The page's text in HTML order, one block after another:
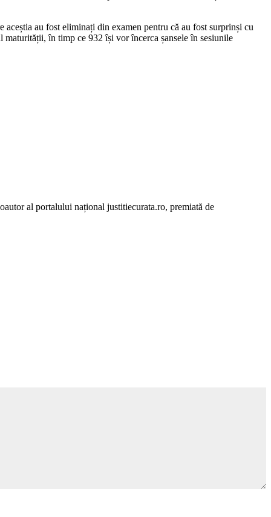
au fost eliminați din examen pentru că au fost surprinși cu
maturității, în timp ce 932 își vor încerca șansele în sesiunile
al portalului național justitiecurata.ro, premiată de